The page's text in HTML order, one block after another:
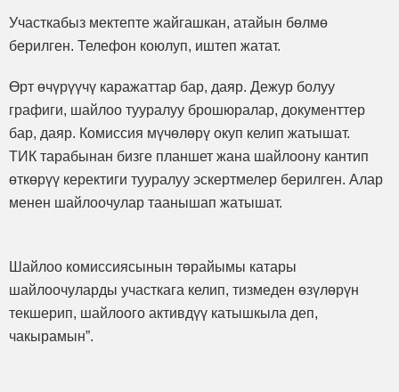
Участкабыз мектепте жайгашкан, атайын бөлмө
берилген. Телефон коюлуп, иштеп жатат.
Өрт өчүрүүчү каражаттар бар, даяр. Дежур болуу
графиги, шайлоо тууралуу брошюралар, документтер
бар, даяр. Комиссия мүчөлөрү окуп келип жатышат.
ТИК тарабынан бизге планшет жана шайлоону кантип
өткөрүү керектиги тууралуу эскертмелер берилген. Алар
менен шайлоочулар таанышап жатышат.
Шайлоо комиссиясынын төрайымы катары
шайлоочуларды участкага келип, тизмеден өзүлөрүн
текшерип, шайлоого активдүү катышкыла деп,
чакырамын”.